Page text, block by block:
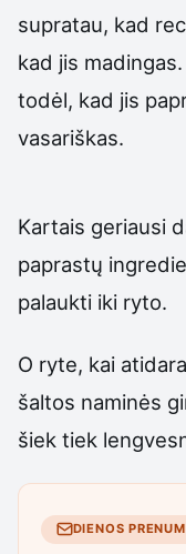
supratau, kad
kad jis
todėl, kad jis
vasariškas.
Kartais geriausi
paprastų
palaukti iki ryto.
O ryte, kai
šaltos naminės
šiek tiek
DIENOS